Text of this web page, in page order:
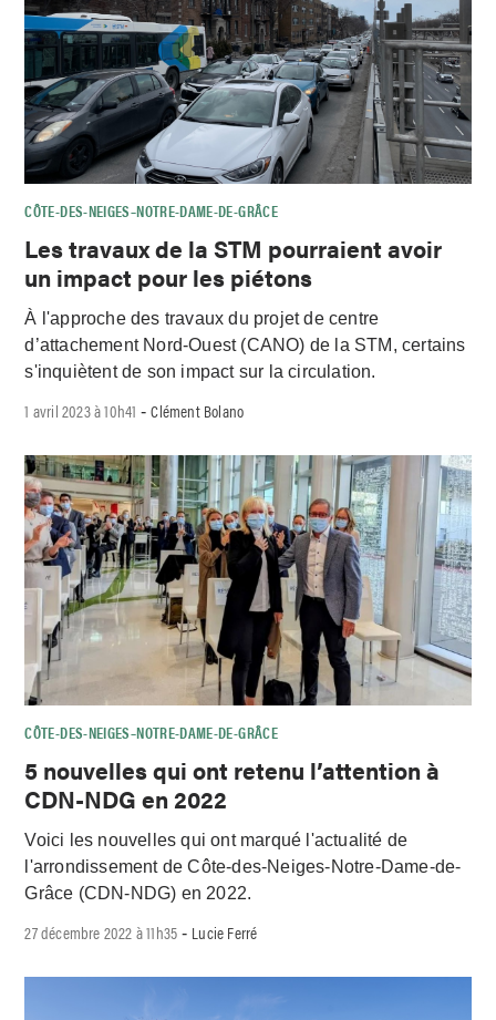
CÔTE-DES-NEIGES–NOTRE-DAME-DE-GRÂCE
Les travaux de la STM pourraient avoir
un impact pour les piétons
À l'approche des travaux du projet de centre
d’attachement Nord-Ouest (CANO) de la STM, certains
s'inquiètent de son impact sur la circulation.
1 avril 2023 à 10h41 -Clément Bolano
CÔTE-DES-NEIGES–NOTRE-DAME-DE-GRÂCE
5 nouvelles qui ont retenu l’attention à
CDN-NDG en 2022
Voici les nouvelles qui ont marqué l'actualité de
l'arrondissement de Côte-des-Neiges-Notre-Dame-de-
Grâce (CDN-NDG) en 2022.
27 décembre 2022 à 11h35 - Lucie Ferré